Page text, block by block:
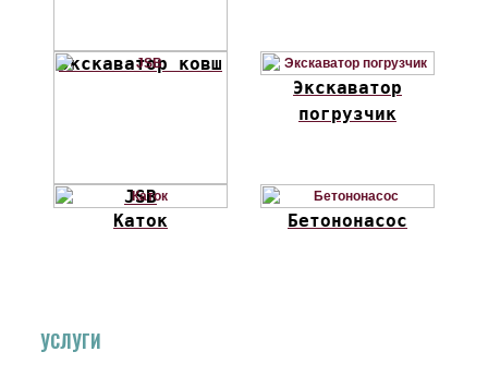
Экскаватор ковш
JSB
Экскаватор
погрузчик
Каток Бетононасос
УСЛУГИ